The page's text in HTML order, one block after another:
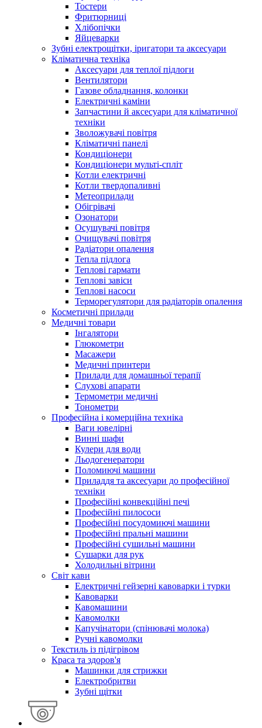
Тостери
Фритюрниці
Хлібопічки
Яйцеварки
Зубні електрощітки, іригатори та аксесуари
Кліматична техніка
Аксесуари для теплої підлоги
Вентилятори
Газове обладнання, колонки
Електричні каміни
Запчастини й аксесуари для кліматичної
техніки
Зволожувачі повітря
Кліматичні панелі
Кондиціонери
Кондиціонери мульті-спліт
Котли електричні
Котли твердопаливні
Метеоприлади
Обігрівачі
Озонатори
Осушувачі повітря
Очищувачі повітря
Радіатори опалення
Тепла підлога
Теплові гармати
Теплові завіси
Теплові насоси
Терморегулятори для радіаторів опалення
Косметичні прилади
Медичні товари
Інгалятори
Глюкометри
Масажери
Медичні принтери
Прилади для домашньої терапії
Слухові апарати
Термометри медичні
Тонометри
Професійна і комерційна техніка
Ваги ювелірні
Винні шафи
Кулери для води
Льодогенератори
Поломиючі машини
Приладдя та аксесуари до професійної
техніки
Професійні конвекційні печі
Професійні пилососи
Професійні посудомиючі машини
Професійні пральні машини
Професійні сушильні машини
Сушарки для рук
Холодильні вітрини
Світ кави
Електричні гейзерні кавоварки і турки
Кавоварки
Кавомашини
Кавомолки
Капучінатори (спінювачі молока)
Ручні кавомолки
Текстиль із підігрівом
Краса та здоров'я
Машинки для стрижки
Електробритви
Зубні щітки